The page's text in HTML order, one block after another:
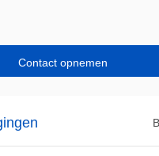
Contact opnemen